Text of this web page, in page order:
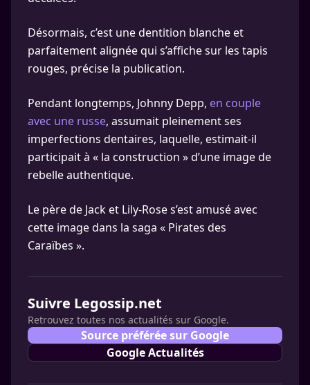
Désormais, c’est une dentition blanche et
parfaitement alignée qui s’affiche sur les tapis
rouges, précise la publication.
Pendant longtemps, Johnny Depp, en couple
avec une russe, assumait pleinement ses
imperfections dentaires, laquelle, estimait-il
participait à « la construction » d’une image de
rebelle authentique.
Le père de Jack et Lily-Rose s’est amusé avec
cette image dans la saga « Pirates des
Caraïbes ».
Suivre Legossip.net
Retrouvez toutes nos actualités sur Google.
Source préférée sur Google
Google Actualités